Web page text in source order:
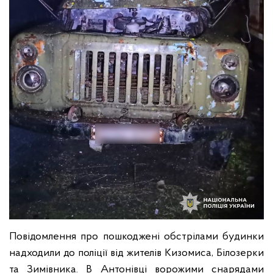
Повідомлення про пошкоджені обстрілами будинки
надходили до поліції від жителів Кизомиса, Білозерки
та Зимівника. В Антонівці ворожими снарядами